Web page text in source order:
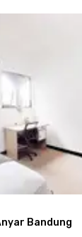
Bandung